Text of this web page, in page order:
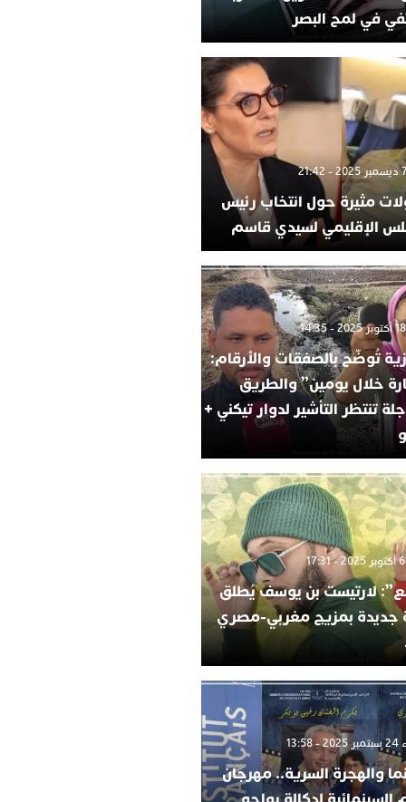
في لمح البصر
مثيرة حول انتخاب رئيس
الإقليمي لسيدي قاسم
تُوضّح بالصفقات والأرقام:
خلال يومين” والطريق
تنتظر التأشير لدوار تيكني +
لارتيست بن يوسف يُطلق
جديدة بمزيج مغربي-مصري
والهجرة السرية.. مهرجان